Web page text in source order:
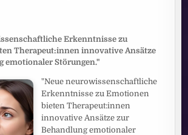
Erkenntnisse zu
Therapeut:innen innovative Ansätze
emotionaler Störungen."
"Neue neurowissenschaftliche
Erkenntnisse zu Emotionen
bieten Therapeut:innen
innovative Ansätze zur
Behandlung emotionaler